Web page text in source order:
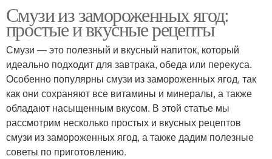
Смузи из замороженных ягод:
простые и вкусные рецепты
Смузи — это полезный и вкусный напиток, который
идеально подходит для завтрака, обеда или перекуса.
Особенно популярны смузи из замороженных ягод, так
как они сохраняют все витамины и минералы, а также
обладают насыщенным вкусом. В этой статье мы
рассмотрим несколько простых и вкусных рецептов
смузи из замороженных ягод, а также дадим полезные
советы по приготовлению.